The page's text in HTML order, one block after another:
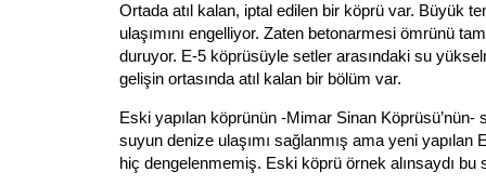
Ortada atıl kalan, iptal edilen bir köprü var. Büyük
ulaşımını engelliyor. Zaten betonarmesi ömrünü
duruyor. E-5 köprüsüyle setler arasındaki su
gelişin ortasında atıl kalan bir bölüm var.
Eski yapılan köprünün -Mimar Sinan Köprüsü’nün-
suyun denize ulaşımı sağlanmış ama yeni yapılan
hiç dengelenmemiş. Eski köprü örnek alınsaydı bu